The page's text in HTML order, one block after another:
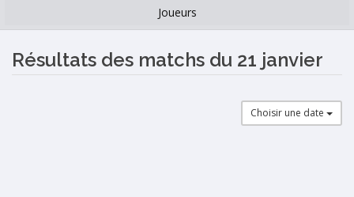
Joueurs
Résultats des matchs du 21 janvier
Choisir une date